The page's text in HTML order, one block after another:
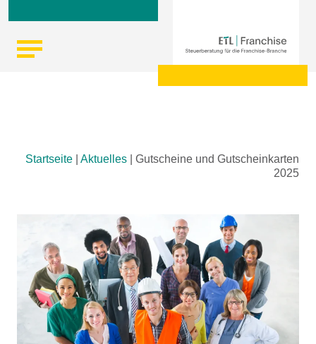
Startseite Aktuelles
Gutscheine und Gutscheinkarten
2025